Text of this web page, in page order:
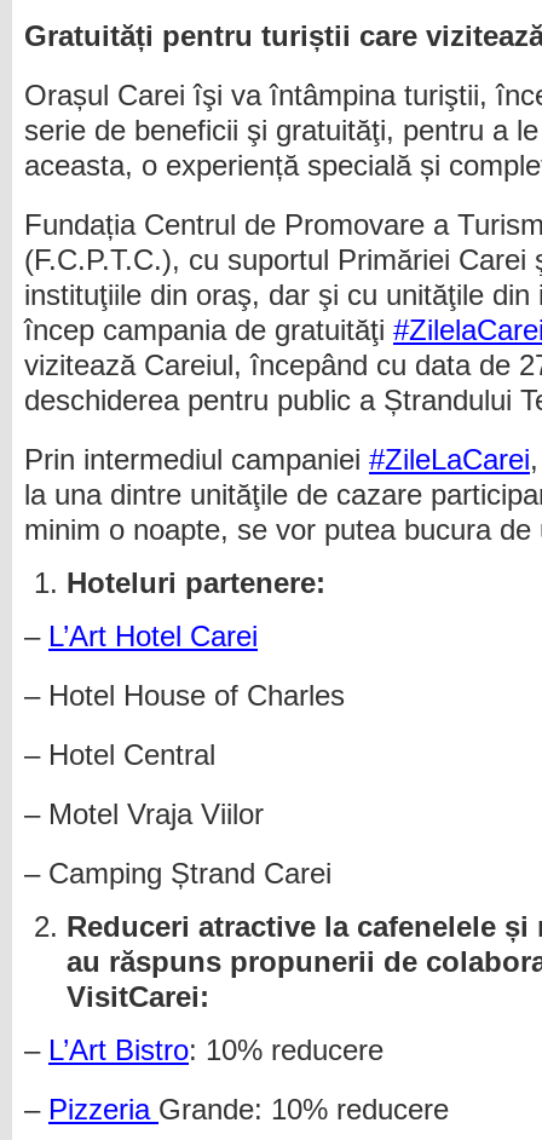
Gratuități pentru turiștii care
Orașul Carei îşi va întâmpina turiştii,
serie de beneficii şi gratuităţi, pentru a
aceasta, o experiență specială și
Fundația Centrul de Promovare a
(F.C.P.T.C.), cu suportul Primăriei
instituţiile din oraş, dar şi cu unităţile din
încep campania de gratuităţi
vizitează Careiul, începând cu data de
deschiderea pentru public a Ștrandului
Prin intermediul campaniei #ZileLaCarei
la una dintre unităţile de cazare
minim o noapte, se vor putea bucura
Hoteluri partenere:
– L’Art Hotel Carei
– Hotel House of Charles
– Hotel Central
– Motel Vraja Viilor
– Camping Ștrand Carei
Reduceri atractive la cafenelele și
au răspuns propunerii de
VisitCarei:
– L’Art Bistro: 10% reducere
– Pizzeria Grande: 10% reducere